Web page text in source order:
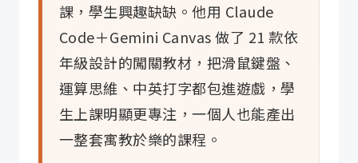
課，學生興趣缺缺。他用 Claude
Code＋Gemini Canvas 做了 21 款依
年級設計的闖關教材，把滑鼠鍵盤、
運算思維、中英打字都包進遊戲，學
生上課明顯更專注，一個人也能產出
一整套寓教於樂的課程。